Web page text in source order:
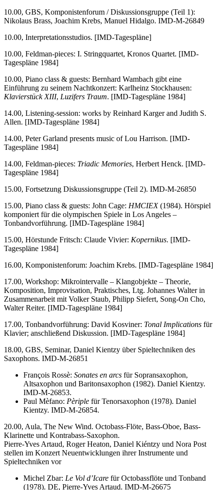
10.00, GBS, Komponistenforum / Diskussionsgruppe (Teil 1):
Nikolaus Brass, Joachim Krebs, Manuel Hidalgo. IMD-M-26849
10.00, Interpretationsstudios. [IMD-Tagespläne]
10.00, Feldman-pieces: I. Stringquartet, Kronos Quartet. [IMD-
Tagespläne 1984]
10.00, Piano class & guests: Bernhard Wambach gibt eine
Einführung zu seinem Nachtkonzert: Karlheinz Stockhausen:
Klavierstück XIII, Luzifers Traum. [IMD-Tagespläne 1984]
14.00, Listening-session: works by Reinhard Karger and Judith S.
Allen. [IMD-Tagespläne 1984]
14.00, Peter Garland presents music of Lou Harrison. [IMD-
Tagespläne 1984]
14.00, Feldman-pieces: Triadic Memories, Herbert Henck. [IMD-
Tagespläne 1984]
15.00, Fortsetzung Diskussionsgruppe (Teil 2). IMD-M-26850
15.00, Piano class & guests: John Cage: HMCIEX(1984). Hörspiel
komponiert für die olympischen Spiele in Los Angeles –
Tonbandvorführung. [IMD-Tagespläne 1984]
15.00, Hörstunde Fritsch: Claude Vivier: Kopernikus. [IMD-
Tagespläne 1984]
16.00, Komponistenforum: Joachim Krebs. [IMD-Tagespläne 1984]
17.00, Workshop: Mikrointervalle – Klangobjekte – Theorie,
Komposition, Improvisation, Praktisches, Ltg. Johannes Walter in
Zusammenarbeit mit Volker Staub, Philipp Siefert, Song-On Cho,
Walter Reiter. [IMD-Tagespläne 1984]
17.00, Tonbandvorführung: David Kosviner: Tonal Implications für
Klavier; anschließend Diskussion. [IMD-Tagespläne 1984]
18.00, GBS, Seminar, Daniel Kientzy über Spieltechniken des
Saxophons. IMD-M-26851
François Rossè: Sonates en arcs für Sopransaxophon,
Altsaxophon und Baritonsaxophon (1982). Daniel Kientzy.
IMD-M-26853.
Paul Mèfano: Pèriple für Tenorsaxophon (1978). Daniel
Kientzy. IMD-M-26854.
20.00, Aula, The New Wind. Octobass-Flöte, Bass-Oboe, Bass-
Klarinette und Kontrabass-Saxophon.
Pierre-Yves Artaud, Roger Heaton, Daniel Kiéntzy und Nora Post
stellen im Konzert Neuentwicklungen ihrer Instrumente und
Spieltechniken vor
Michel Zbar: Le Vol d’Icare für Octobassflöte und Tonband
(1978). DE, Pierre-Yves Artaud. IMD-M-26675